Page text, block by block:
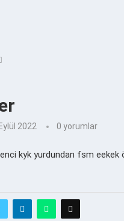
2022 0 yorumlar
kyk yurdundan fsm